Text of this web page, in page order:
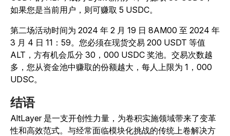
如果您是当前用户，则可赚取 5 USDC。
第二场活动时间为 2024 年 2 月 19 日 8AM00 至 2024 年
3 月 4 日 11：59。您必须在现货交易 200 USDT 等值
ALT，方有机会瓜分 30，000 USDC 奖池。交易次数越
多，您从资金池中赚取的份额越大，每人上限为 1，000
UDSC。
结语
AltLayer 是一支开创性力量，为卷积实施领域带来了变革
性和高效范式。与经常面临模块化挑战的传统上卷解决方